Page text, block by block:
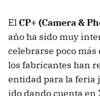
El CP+ (Camera &
año ha sido muy
celebrarse poco más
los fabricantes han
entidad para la feria
ido dando cuenta en